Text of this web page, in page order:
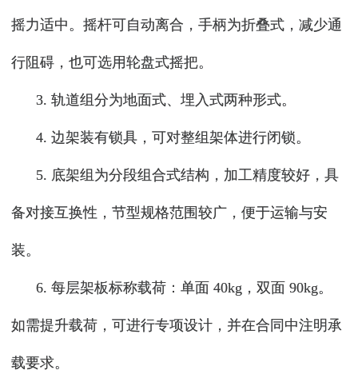
摇力适中。摇杆可自动离合，手柄为折叠式，减少通
行阻碍，也可选用轮盘式摇把。
3. 轨道组分为地面式、埋入式两种形式。
4. 边架装有锁具，可对整组架体进行闭锁。
5. 底架组为分段组合式结构，加工精度较好，具
备对接互换性，节型规格范围较广，便于运输与安
装。
6. 每层架板标称载荷：单面 40kg，双面 90kg。
如需提升载荷，可进行专项设计，并在合同中注明承
载要求。